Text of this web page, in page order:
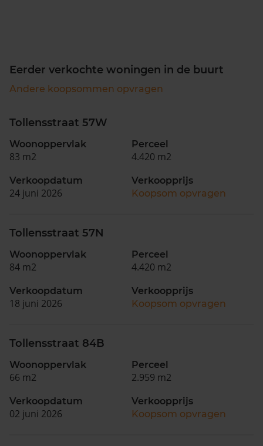
Eerder verkochte woningen in de buurt
Andere koopsommen opvragen
Tollensstraat 57W
Woonoppervlak
83 m2
Perceel
4.420 m2
Verkoopdatum
24 juni 2026
Verkoopprijs
Koopsom opvragen
Tollensstraat 57N
Woonoppervlak
84 m2
Perceel
4.420 m2
Verkoopdatum
18 juni 2026
Verkoopprijs
Koopsom opvragen
Tollensstraat 84B
Woonoppervlak
66 m2
Perceel
2.959 m2
Verkoopdatum
02 juni 2026
Verkoopprijs
Koopsom opvragen